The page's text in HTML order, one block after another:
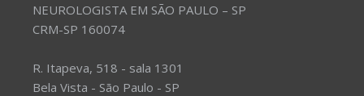
NEUROLOGISTA EM SÃO PAULO – SP
CRM-SP 160074
R. Itapeva, 518 - sala 1301
Bela Vista - São Paulo - SP